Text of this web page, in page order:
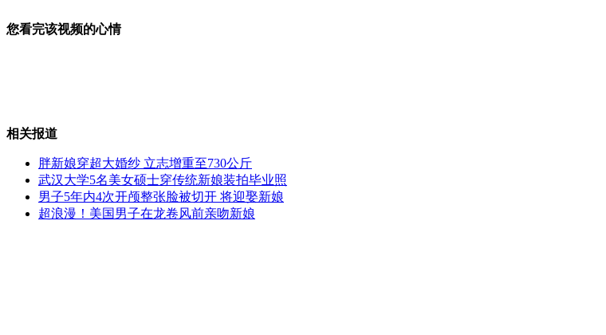
男子小区抢小孩 遭百人围堵
您看完该视频的心情
相关报道
胖新娘穿超大婚纱 立志增重至730公斤
武汉大学5名美女硕士穿传统新娘装拍毕业照
男子5年内4次开颅整张脸被切开 将迎娶新娘
超浪漫！美国男子在龙卷风前亲吻新娘